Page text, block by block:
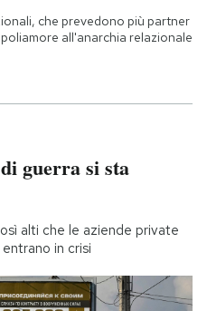
che prevedono più partner
all'anarchia relazionale
guerra si sta
alti che le aziende private
in crisi